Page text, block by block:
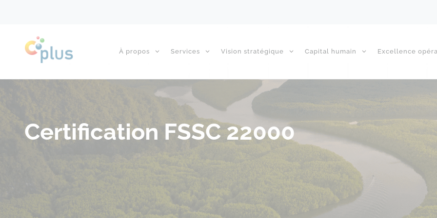
À propos Services Vision stratégique Capital humain Excellence
Certification FSSC 22000